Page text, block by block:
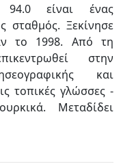
είναι ένας
σταθμός. Ξεκίνησε
το 1998. Από τη
στην
και
τοπικές γλώσσες -
Μεταδίδει